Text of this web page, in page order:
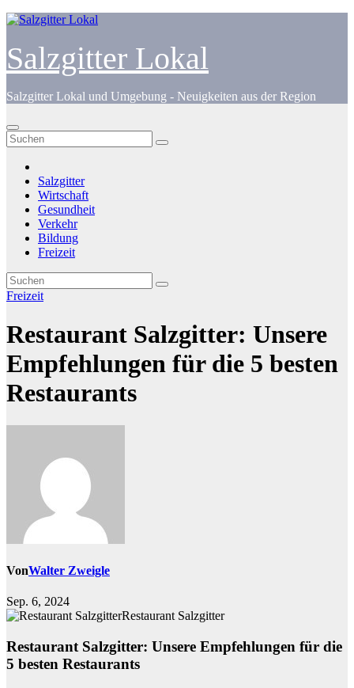
Zum
springen
Salzgitter Lokal
Salzgitter Lokal und Umgebung - Neuigkeiten aus der Region
Salzgitter
Wirtschaft
Gesundheit
Verkehr
Bildung
Freizeit
Freizeit
Restaurant Salzgitter: Unsere
Empfehlungen für die 5 besten
Restaurants
VonWalter Zweigle
Sep. 6, 2024
Restaurant Salzgitter
Restaurant Salzgitter: Unsere Empfehlungen für die
5 besten Restaurants